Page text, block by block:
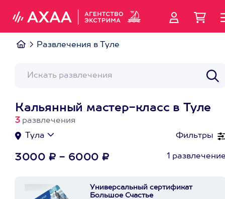
Развлечения в Туле
Кальянный мастер-класс в Туле
3 развлечения
Фильтры
Тула
3000 ₽ - 6000 ₽ 1
Универсальный сертификат
Большое Счастье